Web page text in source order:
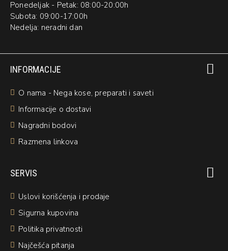
Ponedeljak - Petak: 08:00-20:00h
Subota: 09:00-17:00h
Nedelja: neradni dan
INFORMACIJE
O nama - Nega kose, preparati i saveti
Informacije o dostavi
Nagradni bodovi
Razmena linkova
SERVIS
Uslovi korišćenja i prodaje
Sigurna kupovina
Politika privatnosti
Najčešća pitanja